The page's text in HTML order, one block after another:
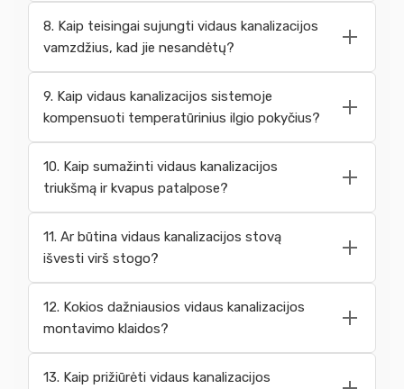
8. Kaip teisingai sujungti vidaus kanalizacijos
vamzdžius, kad jie nesandėtų?
9. Kaip vidaus kanalizacijos sistemoje
kompensuoti temperatūrinius ilgio pokyčius?
10. Kaip sumažinti vidaus kanalizacijos
triukšmą ir kvapus patalpose?
11. Ar būtina vidaus kanalizacijos stovą
išvesti virš stogo?
12. Kokios dažniausios vidaus kanalizacijos
montavimo klaidos?
13. Kaip prižiūrėti vidaus kanalizacijos